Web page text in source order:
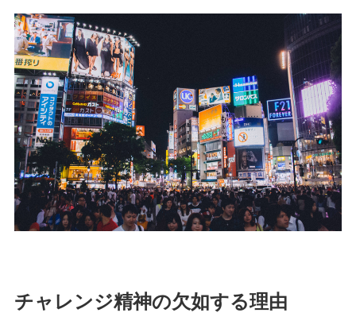
チャレンジ精神の欠如する理由